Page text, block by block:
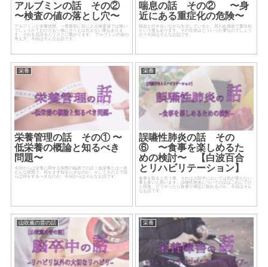
アルブミンの話 その②
〜検査の値の落とし穴〜
アルブミンと栄養状態。一番最初に目に入る検査値では無い
でしょうか？だけども一概にそうとは言えない事もありま
す。それを見誤るとリスクに繋がります。 アルブミンの値の
考え方。今回はそんなお話です。
喘息の話 その② 〜身
近にある重症化の危険〜
喘息と付き合いながら生活していると、思わぬ場面で重症化
という事もあります。その症状はどういった事なのでしょう
か？今回はそんなお話です。
栄養
栄養管理の話 その① 〜
低栄養の概論と知るべき
問題〜
今回からは栄養に関する実際の臨床での話！低栄養とは一体
どんな状態で、何をまず知るべきなのか。そしてその上で僕
らは何をするべきなのか。今回からはそんなお話です。
栄養
誤嚥性肺炎の話 その
⑥ 〜食事を楽しめるた
めの検討〜 【白波百合
とリハビリテーション】
食事を取ると言う事。それは入院中においては気が乗らない
事も多いと思います。誤嚥性肺炎についての話はこれにてひ
と段落。どうやったら食事が満足に取れるのか。今回はそん
なお話です。
山吹薫の昔の話 栄養